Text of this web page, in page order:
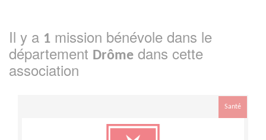
Il y a 1 mission bénévole dans le
département Drôme dans cette
association
Santé